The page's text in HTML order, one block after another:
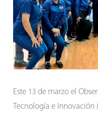
Este 13 de marzo el
Tecnología e